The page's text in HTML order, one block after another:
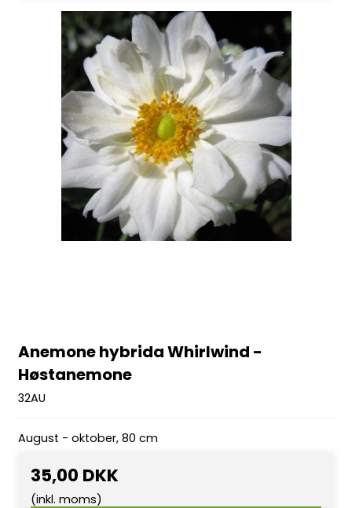
Anemone hybrida Whirlwind -
Høstanemone
32AU
August - oktober, 80 cm
35,00 DKK
(inkl. moms)